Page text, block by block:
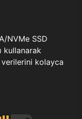
NVMe SSD
kullanarak
verilerini kolayca